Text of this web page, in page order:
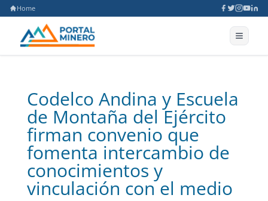
Home
Codelco Andina y Escuela
de Montaña del Ejército
firman convenio que
fomenta intercambio de
conocimientos y
vinculación con el medio